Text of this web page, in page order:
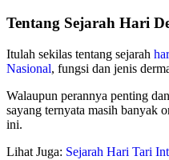
Tentang Sejarah Hari
Itulah sekilas tentang sejarah
Nasional, fungsi dan jenis
Walaupun perannya penting
sayang ternyata masih banyak
ini.
Lihat Juga: Sejarah Hari Tari